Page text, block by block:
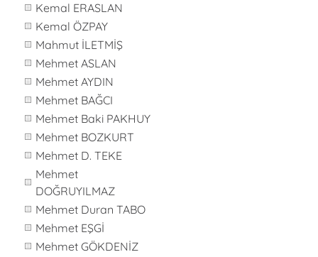
Kemal ERASLAN
Kemal ÖZPAY
Mahmut İLETMİŞ
Mehmet ASLAN
Mehmet AYDIN
Mehmet BAĞCI
Mehmet Baki PAKHUY
Mehmet BOZKURT
Mehmet D. TEKE
Mehmet
DOĞRUYILMAZ
Mehmet Duran TABO
Mehmet EŞGİ
Mehmet GÖKDENİZ